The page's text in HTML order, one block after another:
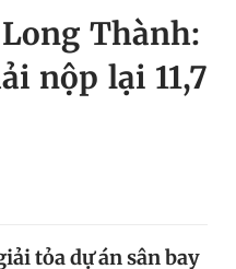
Thành:
nộp lại 11,7
tỏa dự án sân bay